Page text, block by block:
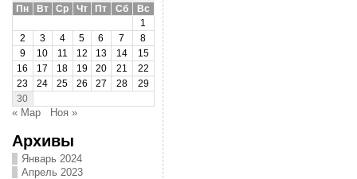
Пн
Вт Ср Чт Пт Сб
Вс
1
2
3 4 5 6 7
8
9
10 11 12 13 14
15
16
17 18 19 20 21
22
23
24 25 26 27 28
29
30
« Мар Ноя »
Архивы
Январь 2024
Апрель 2023